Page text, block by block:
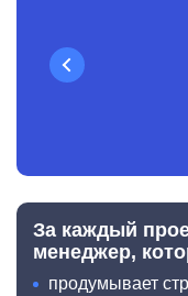
Назад
За каждый
менеджер,
продумывает